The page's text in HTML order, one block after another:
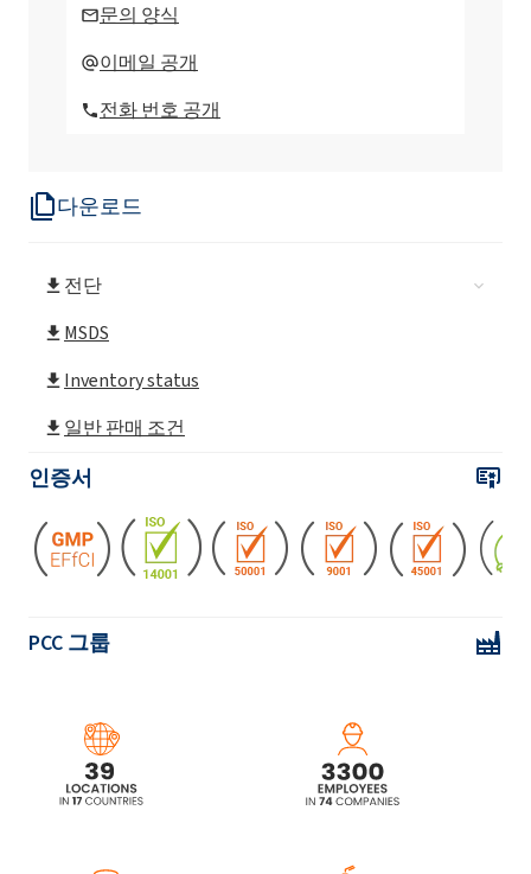
다운로드
전단
MSDS
Inventory status
일반 판매 조건
인증서
PCC 그룹
POLIkol 200 (PEG-4)
POLIkol 2000 조각 (PEG-45)
POLIkol 3000 (PEG-60)
POLIkol 4500 (PEG-100)
문의 양식
이메일 공개
전화 번호 공개